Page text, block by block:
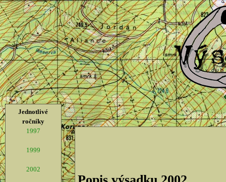
Jednotlivé
ročníky
1997
1999
2002